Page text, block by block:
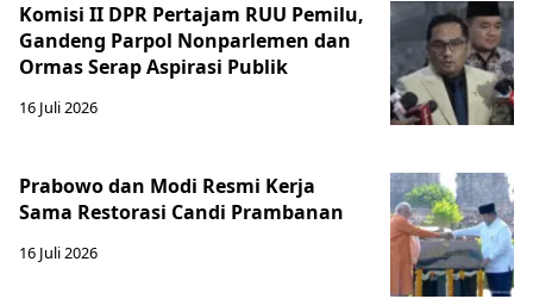
Komisi II DPR Pertajam RUU Pemilu,
Gandeng Parpol Nonparlemen dan
Ormas Serap Aspirasi Publik
16 Juli 2026
Prabowo dan Modi Resmi Kerja
Sama Restorasi Candi Prambanan
16 Juli 2026